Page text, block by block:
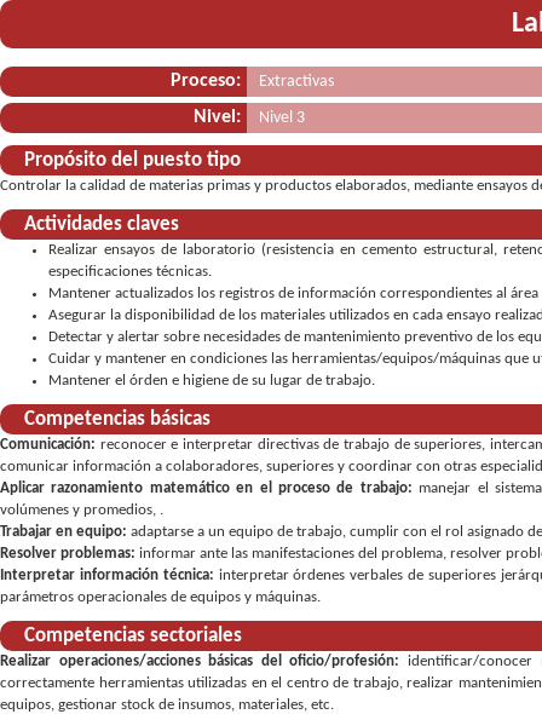
Proceso: Extractivas
Nivel: Nivel 3
Propósito del puesto tipo
Controlar la calidad de materias primas y productos elaborados, mediante ensayos
Actividades claves
Realizar ensayos de laboratorio (resistencia en cemento estructural,
especificaciones técnicas.
Mantener actualizados los registros de información correspondientes al
Asegurar la disponibilidad de los materiales utilizados en cada ensayo
Detectar y alertar sobre necesidades de mantenimiento preventivo de los
Cuidar y mantener en condiciones las herramientas/equipos/máquinas que
Mantener el órden e higiene de su lugar de trabajo.
Competencias básicas
Comunicación: reconocer e interpretar directivas de trabajo de superiores,
comunicar información a colaboradores, superiores y coordinar con otras
Aplicar razonamiento matemático en el proceso de trabajo: manejar el
volúmenes y promedios,
Trabajar en equipo: adaptarse a un equipo de trabajo, cumplir con el rol asignado
Resolver problemas: informar ante las manifestaciones del problema, resolver
Interpretar información técnica: interpretar órdenes verbales de superiores
parámetros operacionales de equipos y máquinas
Competencias sectoriales
Realizar operaciones/acciones básicas del oficio/profesión:
identificar/conocer
correctamente herramientas utilizadas en el centro de trabajo realizar
equipos gestionar stock de insumos, materiales, etc